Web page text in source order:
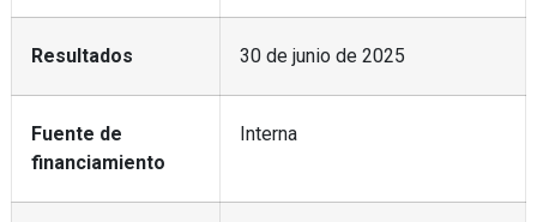
Resultados 30 de junio de 2025
Fuente de
financiamiento
Interna